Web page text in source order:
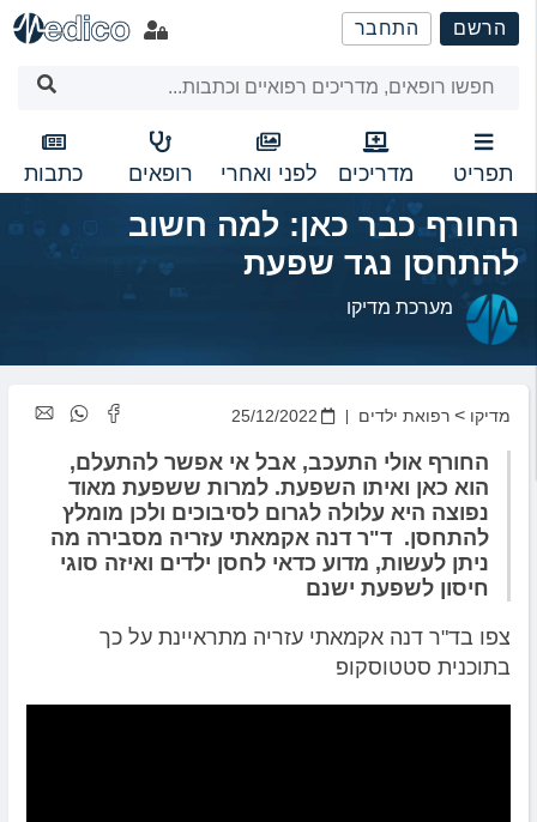
שִׂים
לֵב:
מַעֲרֶכֶת
נָגִישׁ
בִּקְלִיק
הַמְּסַיַּעַת
לִנְגִישׁוּת
הָאֲתָר.
הרשם התחבר
תפריט מדריכים לפני ואחרי רופאים כתבות
החורף כבר כאן: למה חשוב
להתחסן נגד שפעת
מערכת מדיקו
מדיקו > רפואת ילדים 25/12/2022
החורף אולי התעכב, אבל אי אפשר להתעלם,
הוא כאן ואיתו השפעת. למרות ששפעת מאוד
נפוצה היא עלולה לגרום לסיבוכים ולכן מומלץ
להתחסן. ד"ר דנה אקמאתי עזריה מסבירה מה
ניתן לעשות, מדוע כדאי לחסן ילדים ואיזה סוגי
חיסון לשפעת ישנם
צפו בד"ר דנה אקמאתי עזריה מתראיינת על כך
בתוכנית סטטוסקופ